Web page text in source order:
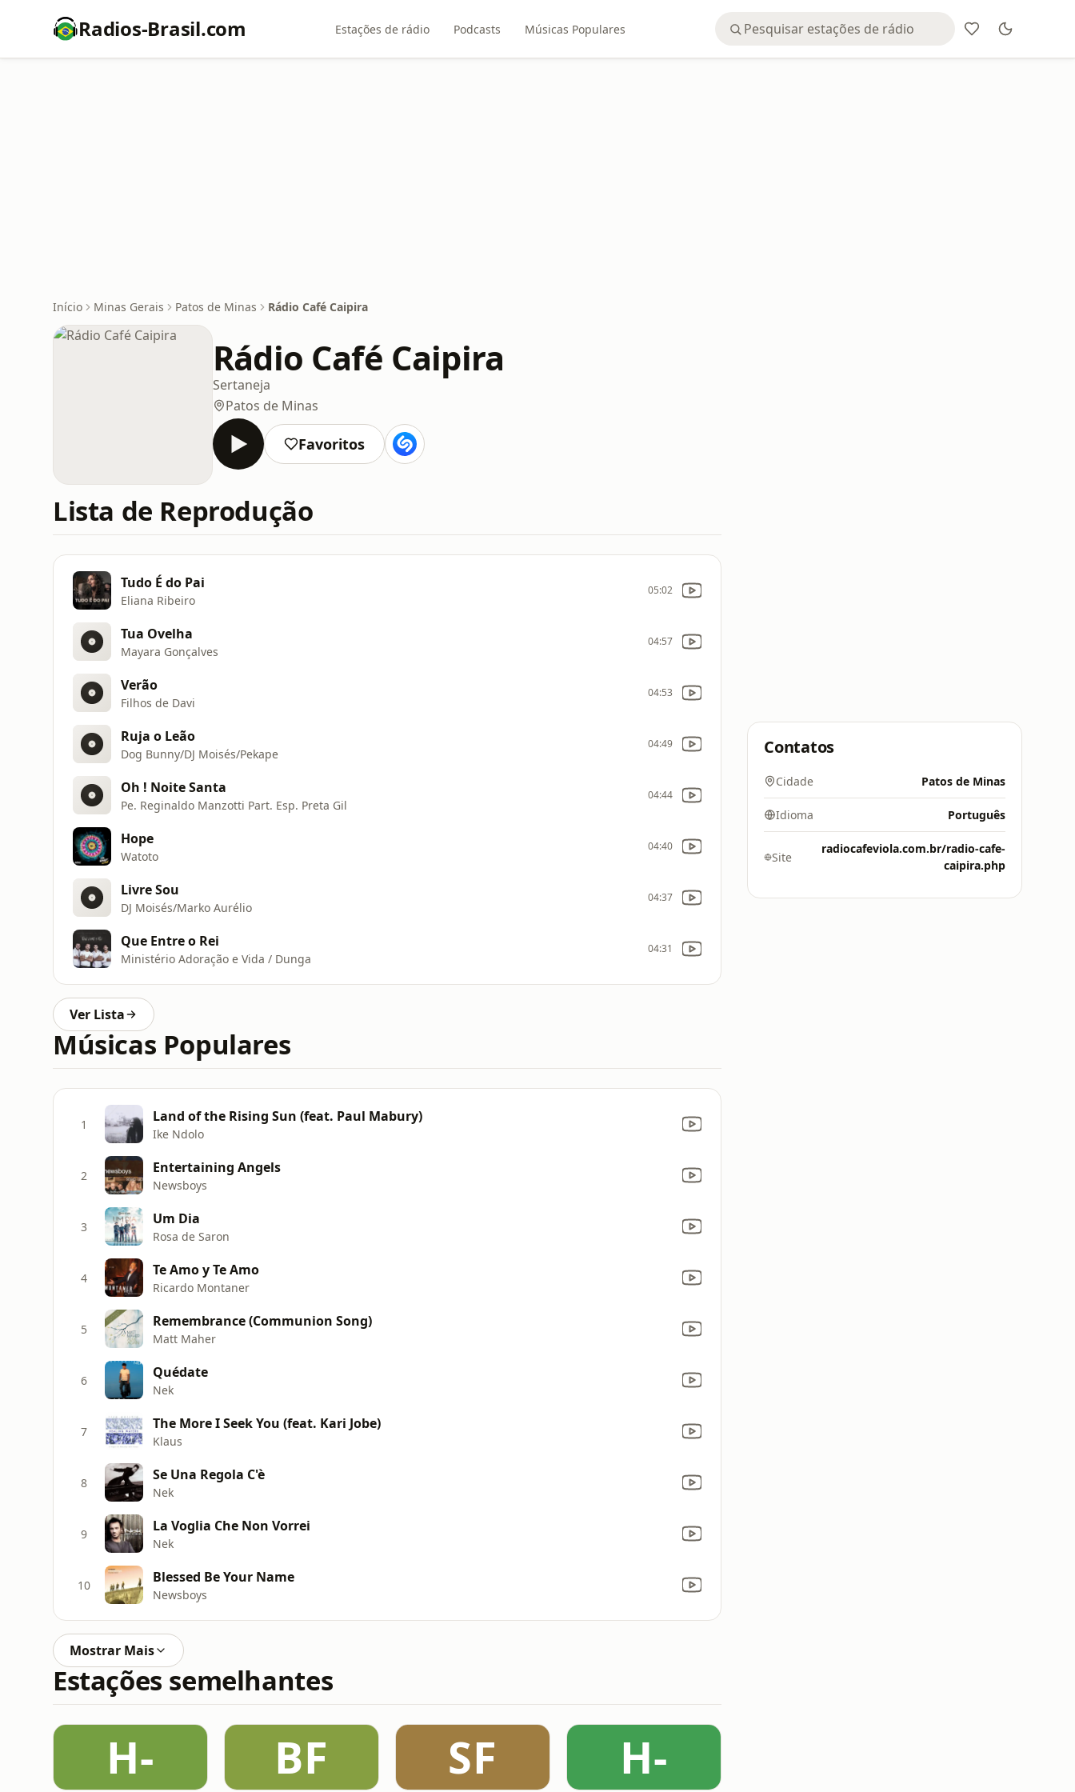
Radios-Brasil.com Estações de rádio Podcasts Músicas Populares
Início Minas Gerais Patos de Minas Rádio Café Caipira
Rádio Café Caipira
Sertaneja
Patos de Minas
Favoritos
Lista de Reprodução
Tudo É do Pai
Eliana Ribeiro
05:02
Tua Ovelha
Mayara Gonçalves
04:57
Verão
Filhos de Davi
04:53
Ruja o Leão
Dog Bunny/DJ Moisés/Pekape
04:49
Oh ! Noite Santa
Pe. Reginaldo Manzotti Part. Esp. Preta Gil
04:44
Hope
Watoto
04:40
Livre Sou
DJ Moisés/Marko Aurélio
04:37
Que Entre o Rei
Ministério Adoração e Vida / Dunga
04:31
Ver Lista
Músicas Populares
1 Land of the Rising Sun (feat. Paul Mabury)
Ike Ndolo
2 Entertaining Angels
Newsboys
3 Um Dia
Rosa de Saron
4 Te Amo y Te Amo
Ricardo Montaner
5 Remembrance (Communion Song)
Matt Maher
6 Quédate
Nek
7 The More I Seek You (feat. Kari Jobe)
Klaus
8 Se Una Regola C'è
Nek
9 La Voglia Che Non Vorrei
Nek
10 Blessed Be Your Name
Newsboys
Mostrar Mais
Estações semelhantes
H- BF SF H-
Contatos
Cidade Patos de Minas
Idioma Português
Site
radiocafeviola.com.br/radio-cafe-
caipira.php